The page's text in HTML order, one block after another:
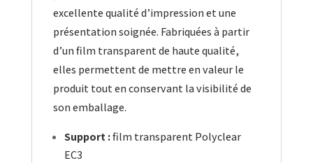
excellente qualité d’impression et une
présentation soignée. Fabriquées à partir
d’un film transparent de haute qualité,
elles permettent de mettre en valeur le
produit tout en conservant la visibilité de
son emballage.
Support :film transparent Polyclear
EC3